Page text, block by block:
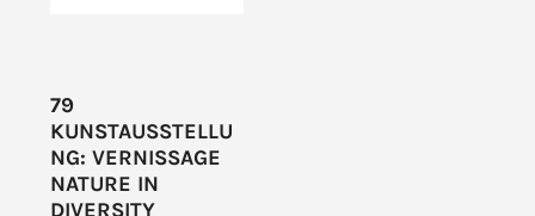
79
KUNSTAUSSTELLU
NG: VERNISSAGE
NATURE IN
DIVERSITY